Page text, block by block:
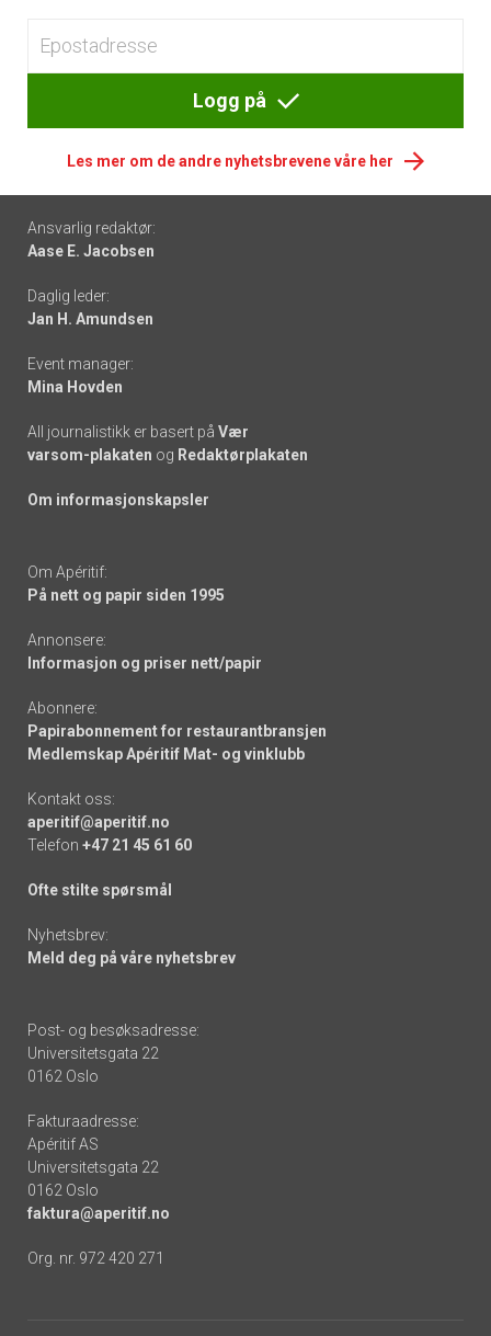
Logg på
Les mer om de andre nyhetsbrevene våre her
Footer
-
links
Ansvarlig redaktør:
Aase E. Jacobsen
Daglig leder:
Jan H. Amundsen
Event manager:
Mina Hovden
All journalistikk er basert på Vær
varsom-plakaten og Redaktørplakaten
Om informasjonskapsler
Om Apéritif:
På nett og papir siden 1995
Annonsere:
Informasjon og priser nett/papir
Abonnere:
Papirabonnement for restaurantbransjen
Medlemskap Apéritif Mat- og vinklubb
Kontakt oss:
aperitif@aperitif.no
Telefon +47 21 45 61 60
Ofte stilte spørsmål
Nyhetsbrev:
Meld deg på våre nyhetsbrev
Post- og besøksadresse:
Universitetsgata 22
0162 Oslo
Fakturaadresse:
Apéritif AS
Universitetsgata 22
0162 Oslo
faktura@aperitif.no
Org. nr. 972 420 271